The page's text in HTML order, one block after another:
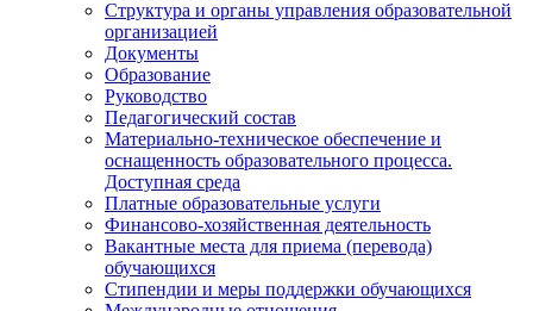
Структура и органы управления образовательной
организацией
Документы
Образование
Руководство
Педагогический состав
Материально-техническое обеспечение и
оснащенность образовательного процесса.
Доступная среда
Платные образовательные услуги
Финансово-хозяйственная деятельность
Вакантные места для приема (перевода)
обучающихся
Стипендии и меры поддержки обучающихся